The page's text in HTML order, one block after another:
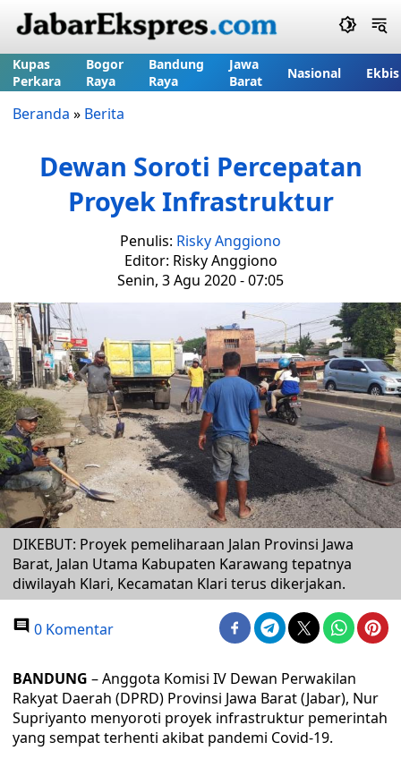
Kupas
Perkara
Bogor
Raya
Bandung
Raya
Jawa
Barat
Nasional Ekbis
Beranda » Berita
Dewan Soroti Percepatan
Proyek Infrastruktur
Penulis: Risky Anggiono
Editor: Risky Anggiono
Senin, 3 Agu 2020 - 07:05
DIKEBUT: Proyek pemeliharaan Jalan Provinsi Jawa
Barat, Jalan Utama Kabupaten Karawang tepatnya
diwilayah Klari, Kecamatan Klari terus dikerjakan.
0 Komentar
BANDUNG – Anggota Komisi IV Dewan Perwakilan
Rakyat Daerah (DPRD) Provinsi Jawa Barat (Jabar), Nur
Supriyanto menyoroti proyek infrastruktur pemerintah
yang sempat terhenti akibat pandemi Covid-19.